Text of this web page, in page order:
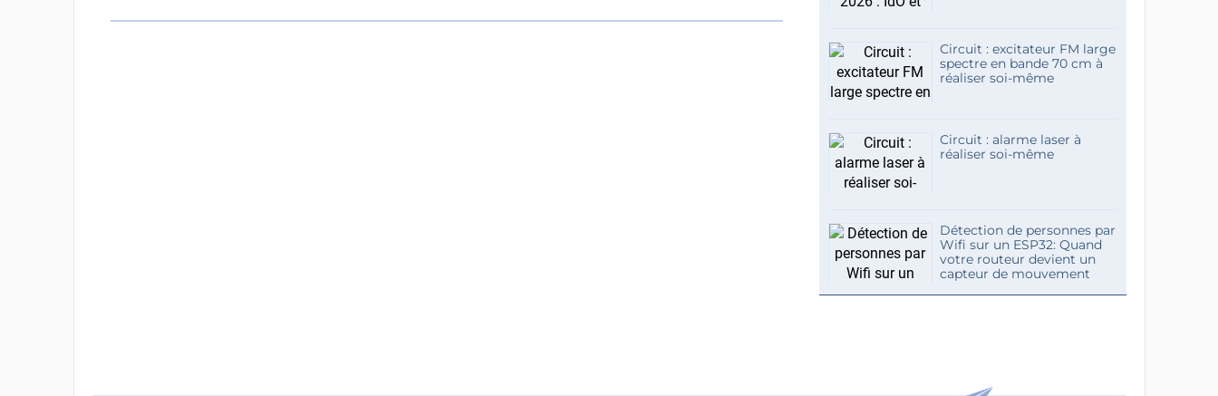
Circuit : excitateur FM large
spectre en bande 70 cm à
réaliser soi-même
Circuit : alarme laser à
réaliser soi-même
Détection de personnes par
Wifi sur un ESP32: Quand
votre routeur devient un
capteur de mouvement